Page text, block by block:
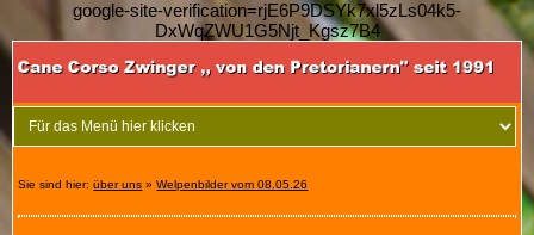
google-site-verification=rjE6P9DSYk7xl5zLs04k5-
DxWqZWU1G5Njt_Kgsz7B4
Sie sind hier:über uns »Welpenbilder vom 08.05.26